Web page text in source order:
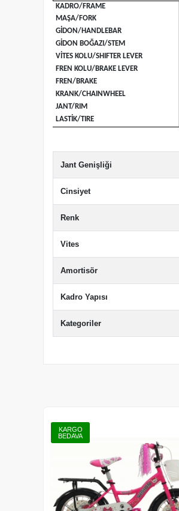
KADRO/FRAME
MAŞA/FORK
GİDON/HANDLEBAR
GİDON BOĞAZI/STEM
VİTES KOLU/SHIFTER LEVER
FREN KOLU/BRAKE LEVER
FREN/BRAKE
KRANK/CHAINWHEEL
JANT/RIM
LASTİK/TIRE
Jant Genişliği
Cinsiyet
Renk
Vites
Amortisör
Kadro Yapısı
Kategoriler
KARGO
BEDAVA